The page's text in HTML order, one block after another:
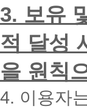
리
겠
습
니
다.
3. 보유
적 달성
을 원칙
4. 이용자